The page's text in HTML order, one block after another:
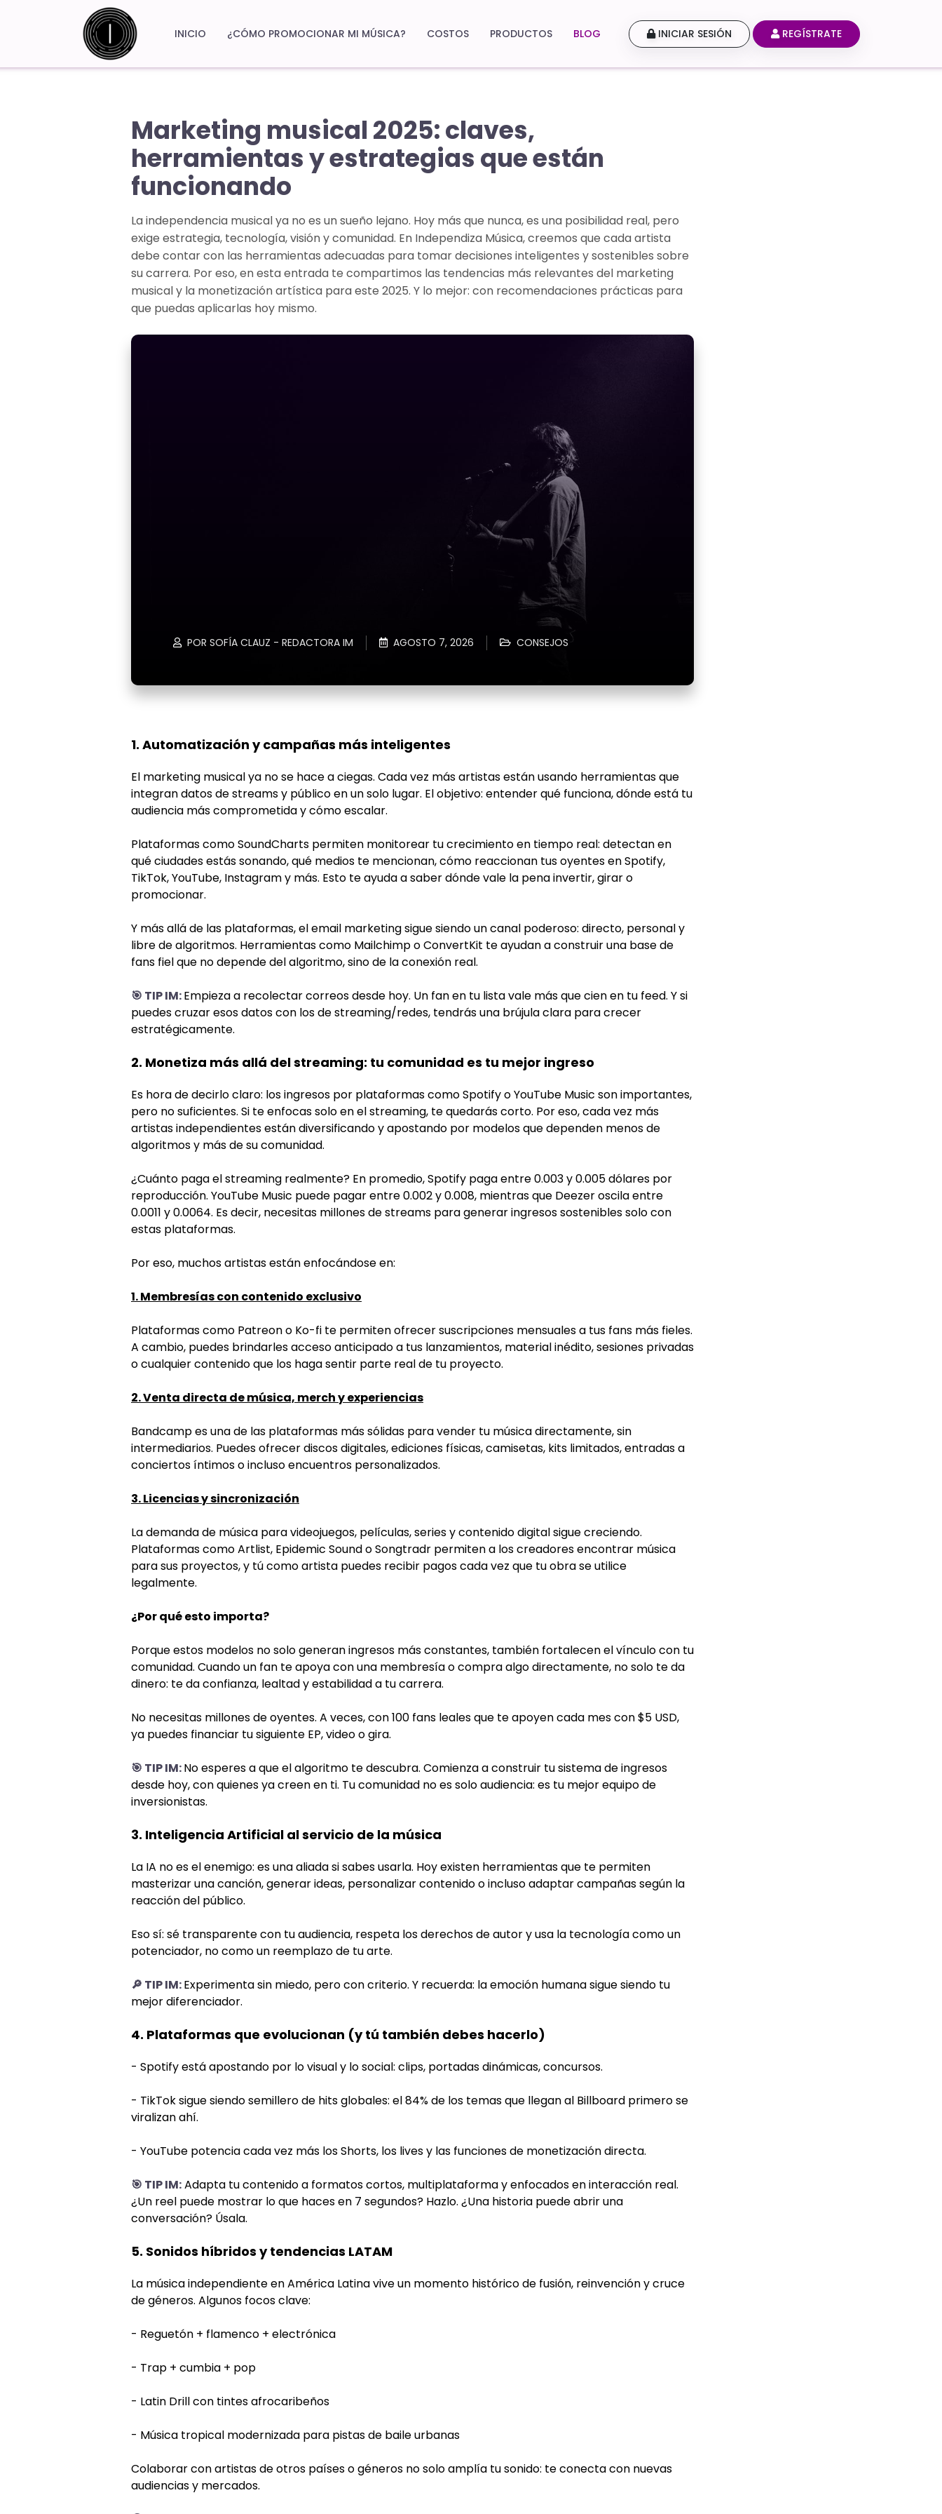
INICIO ¿CÓMO PROMOCIONAR MI MÚSICA? COSTOS PRODUCTOS BLOG INICIAR SESIÓN REGÍSTRATE
Marketing musical 2025: claves,
herramientas y estrategias que están
funcionando
La independencia musical ya no es un sueño lejano. Hoy más que nunca, es una posibilidad real, pero
exige estrategia, tecnología, visión y comunidad. En Independiza Música, creemos que cada artista
debe contar con las herramientas adecuadas para tomar decisiones inteligentes y sostenibles sobre
su carrera. Por eso, en esta entrada te compartimos las tendencias más relevantes del marketing
musical y la monetización artística para este 2025. Y lo mejor: con recomendaciones prácticas para
que puedas aplicarlas hoy mismo.
POR SOFÍA CLAUZ - REDACTORA IM AGOSTO 7, 2026 CONSEJOS
1. Automatización y campañas más inteligentes
El marketing musical ya no se hace a ciegas. Cada vez más artistas están usando herramientas que
integran datos de streams y público en un solo lugar. El objetivo: entender qué funciona, dónde está tu
audiencia más comprometida y cómo escalar.
Plataformas como SoundCharts permiten monitorear tu crecimiento en tiempo real: detectan en
qué ciudades estás sonando, qué medios te mencionan, cómo reaccionan tus oyentes en Spotify,
TikTok, YouTube, Instagram y más. Esto te ayuda a saber dónde vale la pena invertir, girar o
promocionar.
Y más allá de las plataformas, el email marketing sigue siendo un canal poderoso: directo, personal y
libre de algoritmos. Herramientas como Mailchimp o ConvertKit te ayudan a construir una base de
fans fiel que no depende del algoritmo, sino de la conexión real.
🎯 TIP IM:Empieza a recolectar correos desde hoy. Un fan en tu lista vale más que cien en tu feed. Y si
puedes cruzar esos datos con los de streaming/redes, tendrás una brújula clara para crecer
estratégicamente.
2. Monetiza más allá del streaming: tu comunidad es tu mejor ingreso
Es hora de decirlo claro: los ingresos por plataformas como Spotify o YouTube Music son importantes,
pero no suficientes. Si te enfocas solo en el streaming, te quedarás corto. Por eso, cada vez más
artistas independientes están diversificando y apostando por modelos que dependen menos de
algoritmos y más de su comunidad.
¿Cuánto paga el streaming realmente? En promedio, Spotify paga entre 0.003 y 0.005 dólares por
reproducción. YouTube Music puede pagar entre 0.002 y 0.008, mientras que Deezer oscila entre
0.0011 y 0.0064. Es decir, necesitas millones de streams para generar ingresos sostenibles solo con
estas plataformas.
Por eso, muchos artistas están enfocándose en:
1. Membresías con contenido exclusivo
Plataformas como Patreon o Ko-fi te permiten ofrecer suscripciones mensuales a tus fans más fieles.
A cambio, puedes brindarles acceso anticipado a tus lanzamientos, material inédito, sesiones privadas
o cualquier contenido que los haga sentir parte real de tu proyecto.
2. Venta directa de música, merch y experiencias
Bandcamp es una de las plataformas más sólidas para vender tu música directamente, sin
intermediarios. Puedes ofrecer discos digitales, ediciones físicas, camisetas, kits limitados, entradas a
conciertos íntimos o incluso encuentros personalizados.
3. Licencias y sincronización
La demanda de música para videojuegos, películas, series y contenido digital sigue creciendo.
Plataformas como Artlist, Epidemic Sound o Songtradr permiten a los creadores encontrar música
para sus proyectos, y tú como artista puedes recibir pagos cada vez que tu obra se utilice
legalmente.
¿Por qué esto importa?
Porque estos modelos no solo generan ingresos más constantes, también fortalecen el vínculo con tu
comunidad. Cuando un fan te apoya con una membresía o compra algo directamente, no solo te da
dinero: te da confianza, lealtad y estabilidad a tu carrera.
No necesitas millones de oyentes. A veces, con 100 fans leales que te apoyen cada mes con $5 USD,
ya puedes financiar tu siguiente EP, video o gira.
🎯 TIP IM:No esperes a que el algoritmo te descubra. Comienza a construir tu sistema de ingresos
desde hoy, con quienes ya creen en ti. Tu comunidad no es solo audiencia: es tu mejor equipo de
inversionistas.
3. Inteligencia Artificial al servicio de la música
La IA no es el enemigo: es una aliada si sabes usarla. Hoy existen herramientas que te permiten
masterizar una canción, generar ideas, personalizar contenido o incluso adaptar campañas según la
reacción del público.
Eso sí: sé transparente con tu audiencia, respeta los derechos de autor y usa la tecnología como un
potenciador, no como un reemplazo de tu arte.
🔎 TIP IM:Experimenta sin miedo, pero con criterio. Y recuerda: la emoción humana sigue siendo tu
mejor diferenciador.
4. Plataformas que evolucionan (y tú también debes hacerlo)
- Spotify está apostando por lo visual y lo social: clips, portadas dinámicas, concursos.
- TikTok sigue siendo semillero de hits globales: el 84% de los temas que llegan al Billboard primero se
viralizan ahí.
- YouTube potencia cada vez más los Shorts, los lives y las funciones de monetización directa.
🎯 TIP IM:Adapta tu contenido a formatos cortos, multiplataforma y enfocados en interacción real.
¿Un reel puede mostrar lo que haces en 7 segundos? Hazlo. ¿Una historia puede abrir una
conversación? Úsala.
5. Sonidos híbridos y tendencias LATAM
La música independiente en América Latina vive un momento histórico de fusión, reinvención y cruce
de géneros. Algunos focos clave:
- Reguetón + flamenco + electrónica
- Trap + cumbia + pop
- Latin Drill con tintes afrocaribeños
- Música tropical modernizada para pistas de baile urbanas
Colaborar con artistas de otros países o géneros no solo amplía tu sonido: te conecta con nuevas
audiencias y mercados.